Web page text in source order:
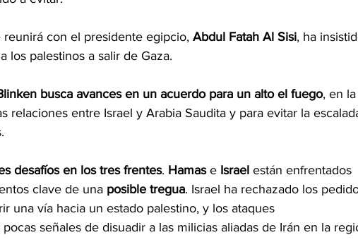
con el presidente egipcio, Abdul Fatah Al Sisi, ha
los palestinos a salir de Gaza.
busca avances en un acuerdo para un alto el fuego, en la
relaciones entre Israel y Arabia Saudita y para evitar la
desafíos en los tres frentes. Hamas e Israel están enfrentados
clave de una posible tregua. Israel ha rechazado los
una vía hacia un estado palestino, y los ataques
señales de disuadir a las milicias aliadas de Irán en la